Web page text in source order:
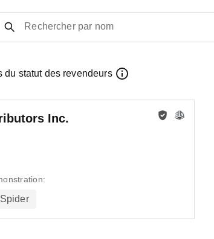
Rechercher par nom
du statut des revendeurs
Inc.